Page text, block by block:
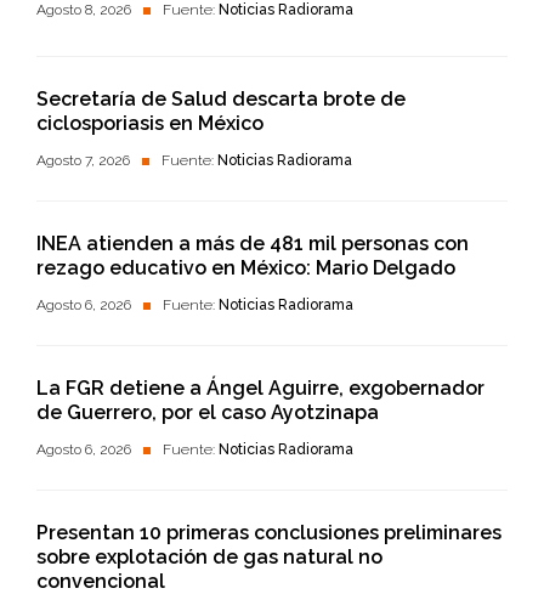
Agosto 8, 2026 Fuente: Noticias Radiorama
Secretaría de Salud descarta brote de
ciclosporiasis en México
Agosto 7, 2026 Fuente: Noticias Radiorama
INEA atienden a más de 481 mil personas con
rezago educativo en México: Mario Delgado
Agosto 6, 2026 Fuente: Noticias Radiorama
La FGR detiene a Ángel Aguirre, exgobernador
de Guerrero, por el caso Ayotzinapa
Agosto 6, 2026 Fuente: Noticias Radiorama
Presentan 10 primeras conclusiones preliminares
sobre explotación de gas natural no
convencional